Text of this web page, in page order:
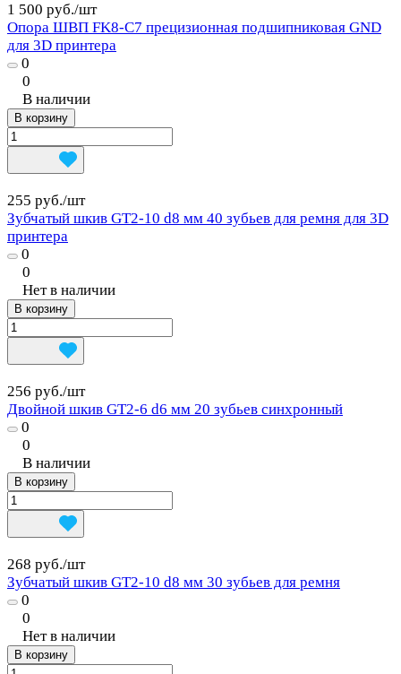
1 500 руб./шт
Опора ШВП FK8-C7 прецизионная подшипниковая GND
для 3D принтера
0
0
В наличии
В корзину
255 руб./шт
Зубчатый шкив GT2-10 d8 мм 40 зубьев для ремня для 3D
принтера
0
0
Нет в наличии
В корзину
256 руб./шт
Двойной шкив GT2-6 d6 мм 20 зубьев синхронный
0
0
В наличии
В корзину
268 руб./шт
Зубчатый шкив GT2-10 d8 мм 30 зубьев для ремня
0
0
Нет в наличии
В корзину